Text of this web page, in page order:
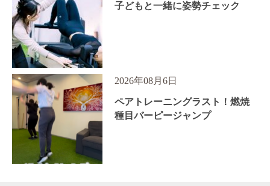
子どもと一緒に姿勢チェック
2026年08月6日
ペアトレーニングラスト！燃焼
種目バーピージャンプ